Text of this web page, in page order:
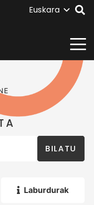
Euskara
BILATU
Laburdurak